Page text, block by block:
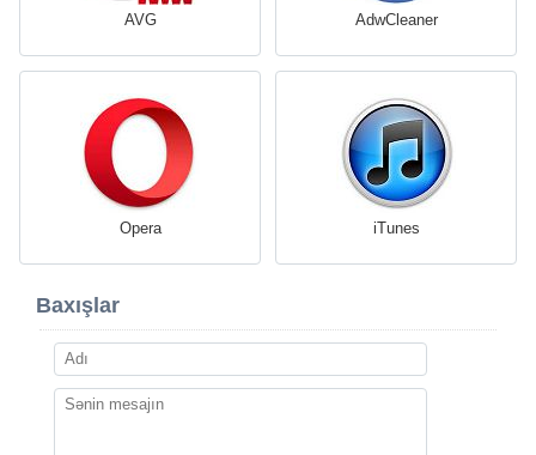
AVG AdwCleaner
Opera iTunes
Baxışlar